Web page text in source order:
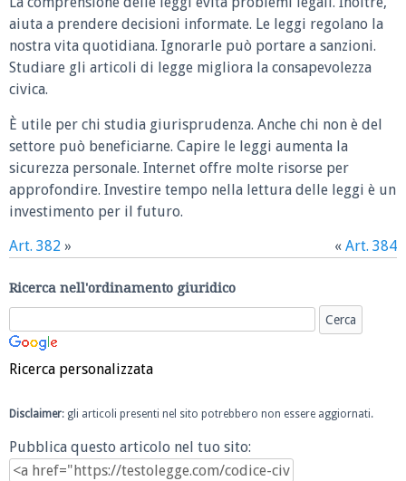
aiuta a prendere decisioni informate. Le leggi regolano la
nostra vita quotidiana. Ignorarle può portare a sanzioni.
Studiare gli articoli di legge migliora la consapevolezza
civica.
È utile per chi studia giurisprudenza. Anche chi non è del
settore può beneficiarne. Capire le leggi aumenta la
sicurezza personale. Internet offre molte risorse per
approfondire. Investire tempo nella lettura delle leggi è un
investimento per il futuro.
Art. 382 » « Art. 384
Ricerca nell'ordinamento giuridico
Ricerca personalizzata
Disclaimer: gli articoli presenti nel sito potrebbero non essere aggiornati.
Pubblica questo articolo nel tuo sito: